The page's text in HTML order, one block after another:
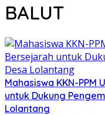
BALUT
Mahasiswa KKN-PPM
untuk Dukung
Lolantang